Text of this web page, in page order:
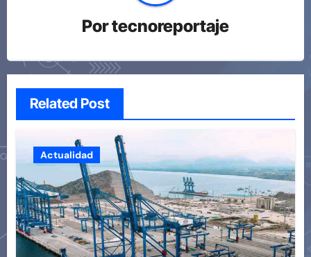
Portecnoreportaje
Related Post
Actualidad